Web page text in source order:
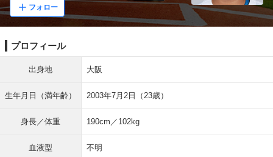
フォロー
プロフィール
出身地 大阪
生年月日（満年齢） 2003年7月2日（23歳）
身長／体重 190cm／102kg
血液型 不明